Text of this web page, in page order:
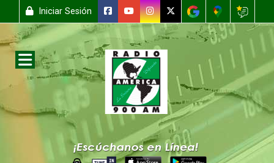
Iniciar Sesión